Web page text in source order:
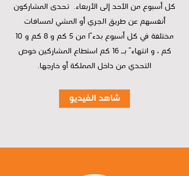
كل أسبوع من الأحد إلى الأربعاء. تحدى المشاركون
أنفسهم عن طريق الجري أو المشي لمسافات
مختلفة في كل أسبوع بدءًا من 5 كم و 8 كم و 10
كم ، و انتهاءً بـ 16 كم استطاع المشاركين خوض
التحدي من داخل المملكة أو خارجها.
شاهد الفيديو